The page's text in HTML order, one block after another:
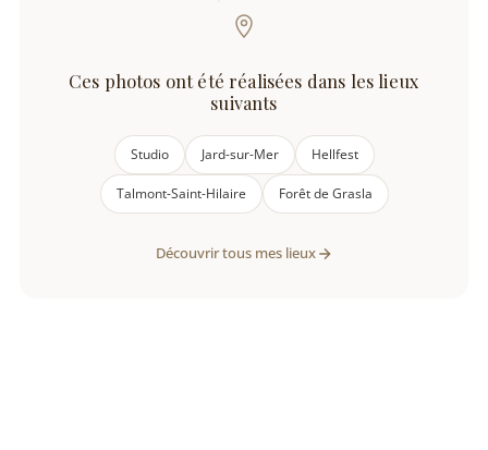
Ces photos ont été réalisées dans les lieux
suivants
Studio Jard-sur-Mer Hellfest
Talmont-Saint-Hilaire Forêt de Grasla
Découvrir tous mes lieux